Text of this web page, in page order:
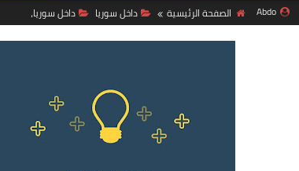
Abdo الصفحة الرئيسية داخل سوريا داخل سوريا،